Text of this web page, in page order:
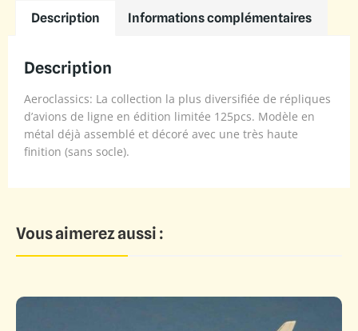
Description Informations complémentaires
Description
Aeroclassics: La collection la plus diversifiée de répliques
d’avions de ligne en édition limitée 125pcs. Modèle en
métal déjà assemblé et décoré avec une très haute
finition (sans socle).
Vous aimerez aussi :